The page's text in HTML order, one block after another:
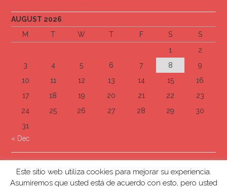
AUGUST 2026
M
T W T F S
S
1
2
3
4 5 6 7 8
9
10
11 12 13 14 15
16
17
18 19 20 21 22
23
24
25 26 27 28 29
30
31
« Dec
Este sitio web utiliza cookies para mejorar su experiencia.
Asumiremos que usted está de acuerdo con esto, pero usted